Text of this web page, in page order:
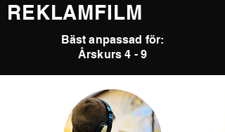
REKLAMFILM
Bäst anpassad för:
Årskurs 4 - 9